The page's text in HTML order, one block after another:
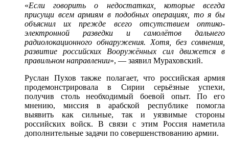
«Если говорить о недостатках, которые всегда
присущи всем армиям в подобных операциях, то я бы
объяснил их прежде всего отсутствием оптико-
электронной разведки и самолётов дальнего
радиолокационного обнаружения. Хотя, без сомнения,
развитие российских Вооружённых сил движется в
правильном направлении», — заявил Мураховский.
Руслан Пухов также полагает, что российская армия
продемонстрировала в Сирии серьёзные успехи,
получив столь необходимый боевой опыт. По его
мнению, миссия в арабской республике помогла
выявить как сильные, так и уязвимые стороны
российских войск. В связи с этим Россия наметила
дополнительные задачи по совершенствованию армии.